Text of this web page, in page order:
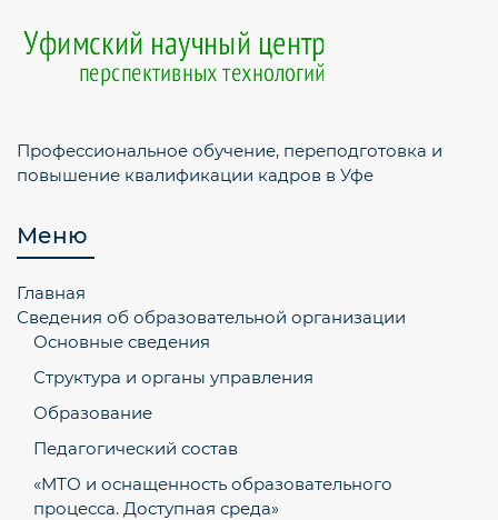
Профессиональное обучение, переподготовка и
повышение квалификации кадров в Уфе
Меню
Главная
Сведения об образовательной организации
Основные сведения
Структура и органы управления
Образование
Педагогический состав
«МТО и оснащенность образовательного
процесса. Доступная среда»